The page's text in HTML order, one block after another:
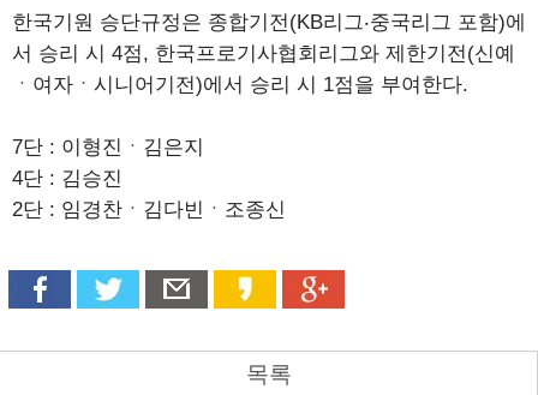
한국기원 승단규정은 종합기전(KB리그‧중국리그 포함)에
서 승리 시 4점, 한국프로기사협회리그와 제한기전(신예
ㆍ여자ㆍ시니어기전)에서 승리 시 1점을 부여한다.
7단 : 이형진ㆍ김은지
4단 : 김승진
2단 : 임경찬ㆍ김다빈ㆍ조종신
목록